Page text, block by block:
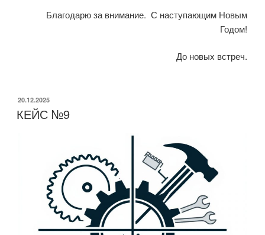
Благодарю за внимание. С наступающим Новым
Годом!
До новых встреч.
ОПУБЛИКОВАНО
20.12.2025
КЕЙС №9